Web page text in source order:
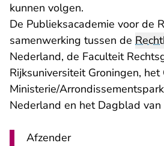
kunnen volgen.
De Publieksacademie voor de
samenwerking tussen de
Nederland, de Faculteit
Rijksuniversiteit Groningen,
Ministerie/
Nederland en het Dagblad van
Afzender